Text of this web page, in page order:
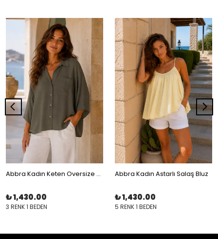
Abbra Kadın Keten Oversize Gömlek
₺ 1,430.00
3 RENK 1 BEDEN
Abbra Kadın Astarlı Salaş Bluz
₺ 1,430.00
5 RENK 1 BEDEN